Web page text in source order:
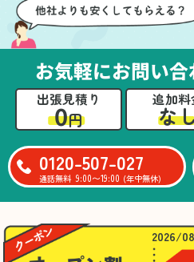
お気軽にお問い合
出張見積り
0円
追加
な
0120-507-027
通話無料 9:00〜19:00 (年中無休)
2026/